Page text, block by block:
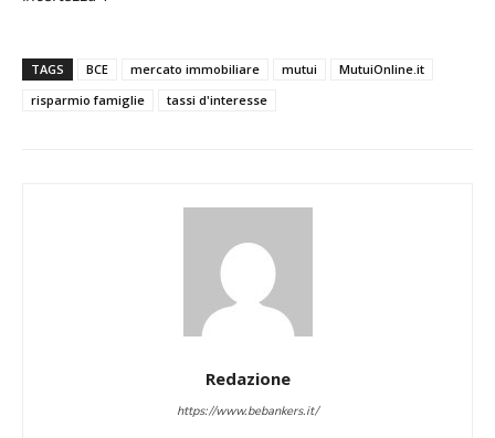
TAGS BCE mercato immobiliare mutui
MutuiOnline.it
risparmio famiglie
tassi d'interesse
Redazione
https://www.bebankers.it/